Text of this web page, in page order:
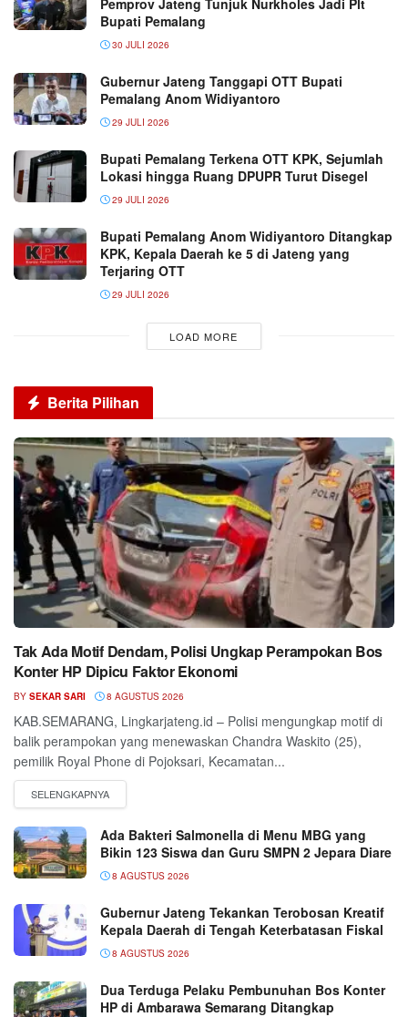
Bupati Pemalang
30 JULI 2026
Gubernur Jateng Tanggapi OTT Bupati
Pemalang Anom Widiyantoro
29 JULI 2026
Bupati Pemalang Terkena OTT KPK, Sejumlah
Lokasi hingga Ruang DPUPR Turut Disegel
29 JULI 2026
Bupati Pemalang Anom Widiyantoro Ditangkap
KPK, Kepala Daerah ke 5 di Jateng yang
Terjaring OTT
29 JULI 2026
LOAD MORE
Berita Pilihan
Tak Ada Motif Dendam, Polisi Ungkap Perampokan Bos
Konter HP Dipicu Faktor Ekonomi
BY SEKAR SARI 8 AGUSTUS 2026
KAB.SEMARANG, Lingkarjateng.id – Polisi mengungkap motif di
balik perampokan yang menewaskan Chandra Waskito (25),
pemilik Royal Phone di Pojoksari, Kecamatan...
Ada Bakteri Salmonella di Menu MBG yang
Bikin 123 Siswa dan Guru SMPN 2 Jepara Diare
8 AGUSTUS 2026
Gubernur Jateng Tekankan Terobosan Kreatif
Kepala Daerah di Tengah Keterbatasan Fiskal
8 AGUSTUS 2026
Dua Terduga Pelaku Pembunuhan Bos Konter
HP di Ambarawa Semarang Ditangkap